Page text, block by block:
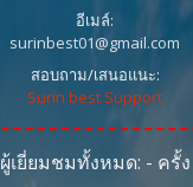
อีเมล์:
surinbest01@gmail.com
สอบถาม/เสนอแนะ:
Surin best Support
ผู้เยี่ยมชมทั้งหมด: - ครั้ง